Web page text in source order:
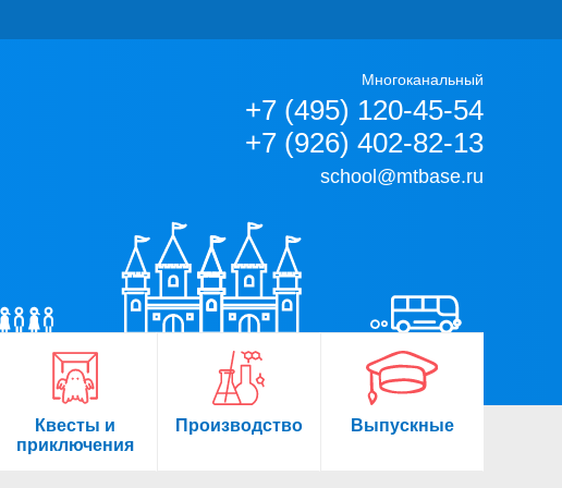
Многоканальный
+7 (495) 120-45-54
+7 (926) 402-82-13
school@mtbase.ru
Квесты и
приключения
Производство Выпускные